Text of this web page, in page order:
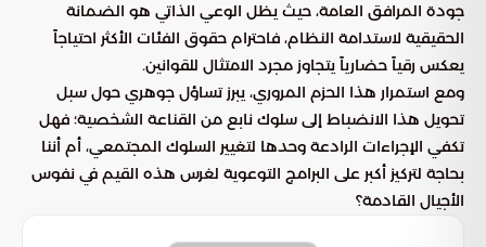
جودة المرافق العامة، حيث يظل الوعي الذاتي هو الضمانة
الحقيقية لاستدامة النظام، فاحترام حقوق الفئات الأكثر احتياجاً
يعكس رقياً حضارياً يتجاوز مجرد الامتثال للقوانين.
ومع استمرار هذا الحزم المروري، يبرز تساؤل جوهري حول سبل
تحويل هذا الانضباط إلى سلوك نابع من القناعة الشخصية؛ فهل
تكفي الإجراءات الرادعة وحدها لتغيير السلوك المجتمعي، أم أننا
بحاجة لتركيز أكبر على البرامج التوعوية لغرس هذه القيم في نفوس
الأجيال القادمة؟